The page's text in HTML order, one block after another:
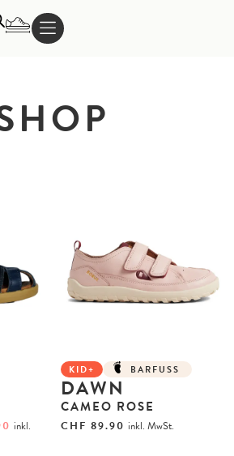
inkl.
KID+ BARFUSS
DAWN
CAMEO ROSE
CHF 89.90 inkl. MwSt.